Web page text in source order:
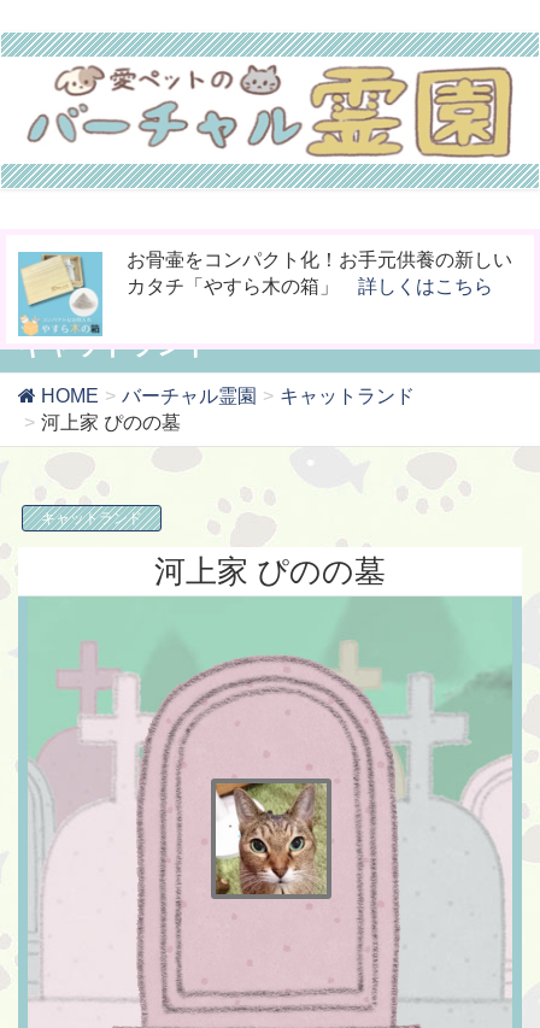
ペットの命日や周忌にオンライン上で法要を
行える「リモート供養」 詳しくはこちら
今までなかった！小動物専用の桐のお骨入れ
「タイムBOX桐」詳しくはこちら
お骨壷をコンパクト化！お手元供養の新しい
カタチ「やすら木の箱」 詳しくはこちら
キャットランド
HOME バーチャル霊園
キャットランド
河上家 ぴのの墓
キャットランド
河上家 ぴのの墓